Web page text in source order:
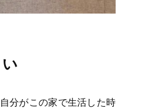
分がこの家で生活した時